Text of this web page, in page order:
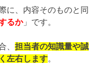
に、内容そのものと同
るか」です。
、 担当者の知識量や誠
左右します。